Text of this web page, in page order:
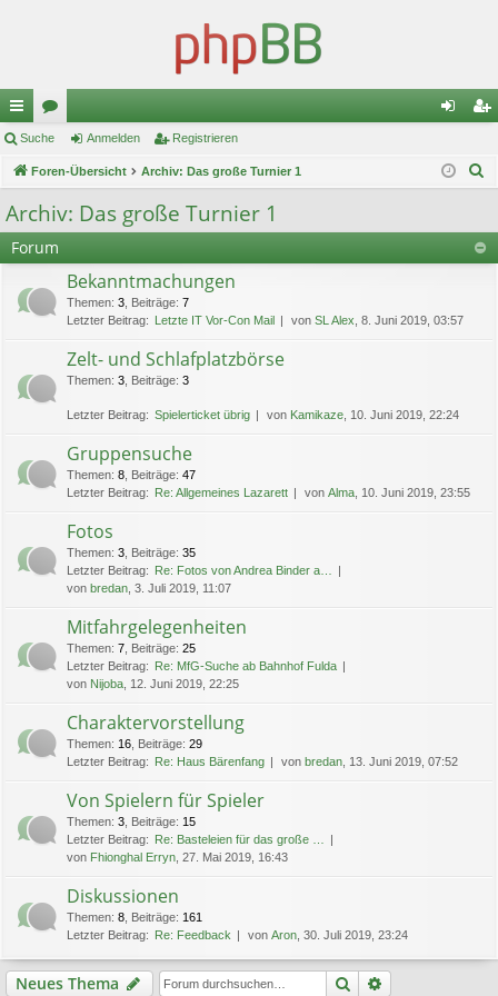
ch
ne
llz
ug
or
en m ist
re
Suche Anmelden Registrieren
Foren-Übersicht Archiv: Das große Turnier 1
e
Archiv: Das große Turnier 1
Forum
Bekanntmachungen
Themen: 3 Beiträge: 7
Letzter Beitrag: Letzte IT Vor-Con Mail von SL Alex , 8. Juni 2019, 03:57
Zelt- und Schlafplatzbörse
Themen: 3 Beiträge: 3
Letzter Beitrag: Spielerticket übrig von Kamikaze , 10. Juni 2019, 22:24
Gruppensuche
Themen: 8 Beiträge: 47
Letzter Beitrag: Re: Allgemeines Lazarett von Alma , 10. Juni 2019, 23:55
Fotos
Themen: 3 Beiträge: 35
Letzter Beitrag: Re: Fotos von Andrea Binder a…
von bredan , 3. Juli 2019, 11:07
Mitfahrgelegenheiten
Themen: 7 Beiträge: 25
Letzter Beitrag: Re: MfG-Suche ab Bahnhof Fulda
von Nijoba , 12. Juni 2019, 22:25
Charaktervorstellung
Themen: 16 Beiträge: 29
Letzter Beitrag: Re: Haus Bärenfang von bredan , 13. Juni 2019, 07:52
Von Spielern für Spieler
Themen: 3 Beiträge: 15
Letzter Beitrag: Re: Basteleien für das große …
von Fhionghal Erryn , 27. Mai 2019, 16:43
Diskussionen
Themen: 8 Beiträge: 161
Letzter Beitrag: Re: Feedback von Aron , 30. Juli 2019, 23:24
Neues Thema Suche